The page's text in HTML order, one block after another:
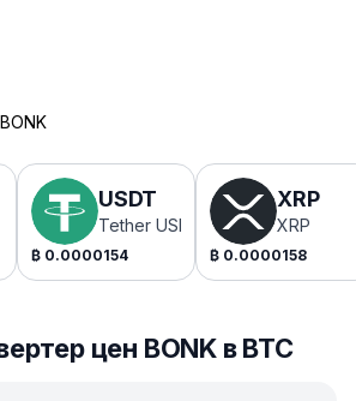
BONK
USDT
Tether USDt
₿ 0.0000154
XRP
XRP
₿ 0.0000158
цен BONK в BTC